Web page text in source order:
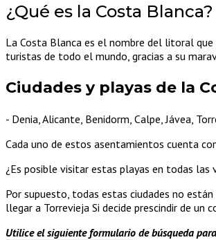
¿Qué es la Costa Blanca?
La Costa Blanca es el nombre del litoral
turistas de todo el mundo, gracias a su
Ciudades y playas de la
- Denia, Alicante, Benidorm, Calpe, Jávea,
Cada uno de estos asentamientos cuenta
¿Es posible visitar estas playas en todas las
Por supuesto, todas estas ciudades no
llegar a Torrevieja Si decide prescindir de un
Utilice el siguiente formulario de búsqueda